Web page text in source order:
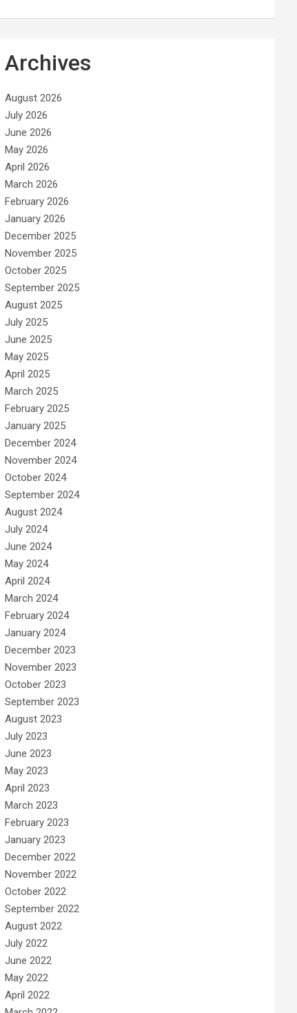
Archives
August 2026
July 2026
June 2026
May 2026
April 2026
March 2026
February 2026
January 2026
December 2025
November 2025
October 2025
September 2025
August 2025
July 2025
June 2025
May 2025
April 2025
March 2025
February 2025
January 2025
December 2024
November 2024
October 2024
September 2024
August 2024
July 2024
June 2024
May 2024
April 2024
March 2024
February 2024
January 2024
December 2023
November 2023
October 2023
September 2023
August 2023
July 2023
June 2023
May 2023
April 2023
March 2023
February 2023
January 2023
December 2022
November 2022
October 2022
September 2022
August 2022
July 2022
June 2022
May 2022
April 2022